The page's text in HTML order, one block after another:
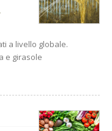
a livello globale.
e girasole